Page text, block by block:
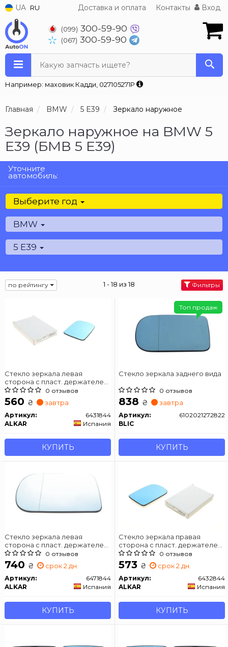
UA RU Доставка и оплата Контакты Вход
(099) 300-59-90
(067) 300-59-90
Какую запчасть ищете?
Например: маховик Кадди, 027105271P
Главная BMW 5 E39 Зеркало наружное
Зеркало наружное на BMW 5
E39 (БМВ 5 Е39)
Уточните
автомобиль:
Выберите год
BMW
5 E39
по рейтингу 1 - 18 из 18 Фильтры
Стекло зеркала левая
сторона с пласт. держателем,
с подогревом0 отзывов
560 ₴ завтра
Артикул:
6431844
ALKAR
Испания
КУПИТЬ
Стекло зеркала заднего вида
0 отзывов
838 ₴ завтра
Артикул:
BLIC
КУПИТЬ
Топ продаж
Стекло зеркала левая
сторона с пласт. держателем,
асферич., с подогревом
0 отзывов
740 ₴ срок 2 дн.
Артикул:
6471844
ALKAR
Испания
КУПИТЬ
Стекло зеркала правая
сторона с пласт. держателем,
с подогревом,выпуклое
0 отзывов
573 ₴ срок 2 дн.
Артикул:
6432844
ALKAR
Испания
КУПИТЬ